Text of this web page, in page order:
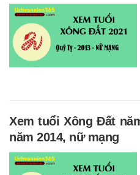
Xem tuổi Xông Đất
năm 2014, nữ mạng